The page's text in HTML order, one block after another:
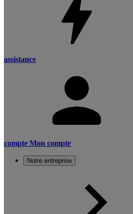
assistance
compte Mon compte
Notre entreprise